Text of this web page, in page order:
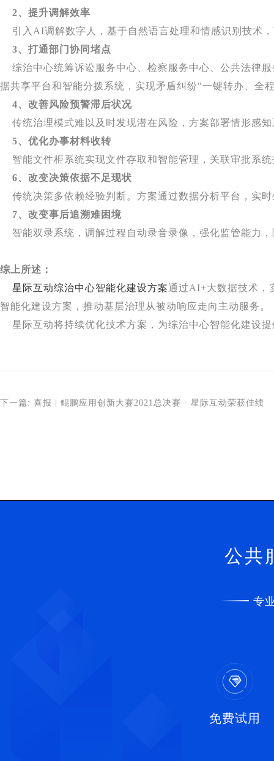
2、提升调解效率
引入AI调解数字人，基于自然语言处理和情感识别技术
3、打通部门协同堵点
综治中心统筹诉讼服务中心、检察服务中心、公共法律
据共享平台和智能分拨系统，实现矛盾纠纷"一键转办、全
4、改善风险预警滞后状况
传统治理模式难以及时发现潜在风险，方案部署情形感
5、优化办事材料收转
智能文件柜系统实现文件存取和智能管理，关联审批系
6、改变决策依据不足现状
传统决策多依赖经验判断。方案通过数据分析平台，实
7、改变事后追溯难困境
智能双录系统，调解过程自动录音录像，强化监管能力
综上所述：
星际互动综治中心智能化建设方案通过AI+大数据技术，
智能化建设方案，推动基层治理从被动响应走向主动服务。
星际互动将持续优化技术方案，为综治中心智能化建设
下一篇: 喜报 | 鲲鹏应用创新大赛2021总决赛 · 星际互动荣获佳绩
公共
专
免费试用